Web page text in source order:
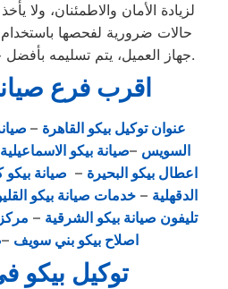
لزيادة الأمان والاطمئنان، ولا
حالات ضرورية لفحصها
جهاز العميل، يتم تسليمه بأفضل حالاته لإرضاء العميل العزيز.
اقرب فرع
عنوان توكيل بيكو القاهرة –
السويس –صيانة بيكو الاسماعيلية
اعطال بيكو البحيرة – صيانة
الدقهلية –خدمات صيانة بيكو
تليفون صيانة بيكو الشرقية –
اصلاح بيكو بني سويف –
توكيل بيكو